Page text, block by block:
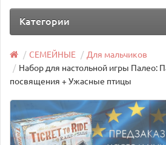
Категории
СЕМЕЙНЫЕ
Для мальчиков
Набор для настольной игры Палео:
посвящения + Ужасные птицы